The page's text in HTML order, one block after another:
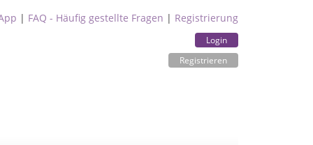
| FAQ - Häufig gestellte Fragen | Registrierung
Login
Registrieren